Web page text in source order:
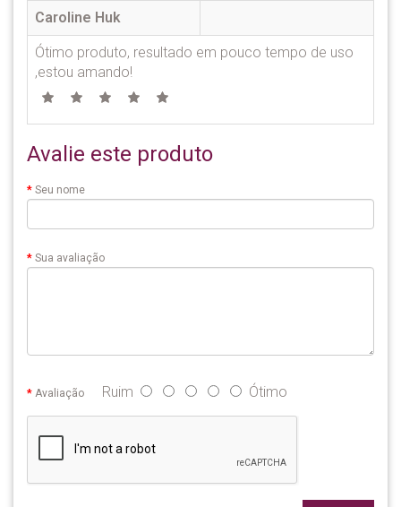
Caroline Huk
Ótimo produto, resultado em pouco tempo de uso
,estou amando!
Avalie este produto
Seu nome
Sua avaliação
Avaliação Ruim Ótimo